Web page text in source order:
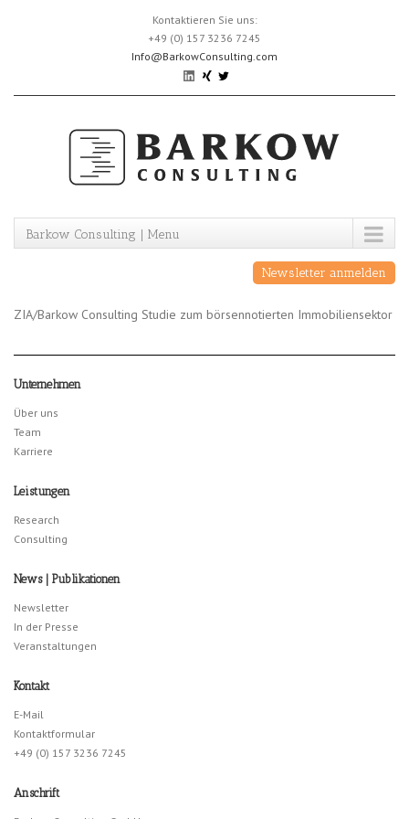
Kontaktieren Sie uns:
+49 (0) 157 3236 7245
Info@BarkowConsulting.com
Barkow Consulting | Menu
Newsletter anmelden
ZIA/Barkow Consulting Studie zum börsennotierten Immobiliensektor
Unternehmen
Über uns
Team
Karriere
Leistungen
Research
Consulting
News | Publikationen
Newsletter
In der Presse
Veranstaltungen
Kontakt
E-Mail
Kontaktformular
+49 (0) 157 3236 7245
Anschrift